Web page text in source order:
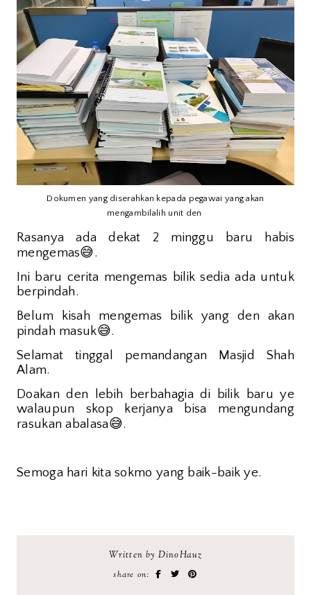
Dokumen yang diserahkan kepada pegawai yang akan
mengambilalih unit den
Rasanya ada dekat 2 minggu baru habis
mengemas😅.
Ini baru cerita mengemas bilik sedia ada untuk
berpindah.
Belum kisah mengemas bilik yang den akan
pindah masuk😅.
Selamat tinggal pemandangan Masjid Shah
Alam.
Doakan den lebih berbahagia di bilik baru ye
walaupun skop kerjanya bisa mengundang
rasukan abalasa😅.
Semoga hari kita sokmo yang baik-baik ye.
Written by DinoHauz
share on: